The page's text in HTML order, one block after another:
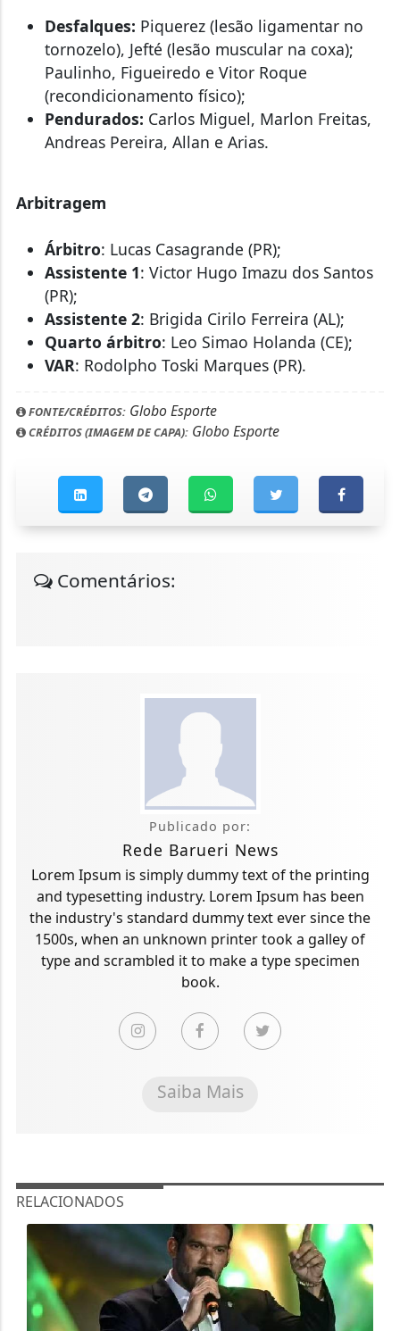
Desfalques: Piquerez (lesão ligamentar no
tornozelo), Jefté (lesão muscular na coxa);
Paulinho, Figueiredo e Vitor Roque
(recondicionamento físico);
Pendurados: Carlos Miguel, Marlon Freitas,
Andreas Pereira, Allan e Arias.
Arbitragem
Árbitro: Lucas Casagrande (PR);
Assistente 1: Victor Hugo Imazu dos Santos
(PR);
Assistente 2: Brigida Cirilo Ferreira (AL);
Quarto árbitro: Leo Simao Holanda (CE);
VAR: Rodolpho Toski Marques (PR).
FONTE/CRÉDITOS:Globo Esporte
CRÉDITOS (IMAGEM DE CAPA):Globo Esporte
Comentários:
Publicado por:
Rede Barueri News
Lorem Ipsum is simply dummy text of the printing
and typesetting industry. Lorem Ipsum has been
the industry's standard dummy text ever since the
1500s, when an unknown printer took a galley of
type and scrambled it to make a type specimen
book.
Saiba Mais
RELACIONADOS